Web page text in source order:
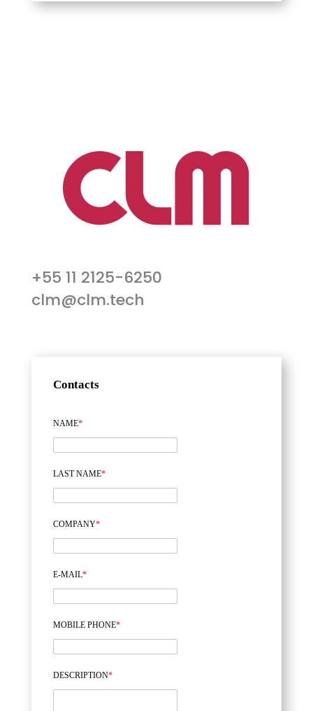
+55 11 2125-6250
clm@clm.tech
Contacts
NAME*
LAST NAME*
COMPANY*
E-MAIL*
MOBILE PHONE*
DESCRIPTION*